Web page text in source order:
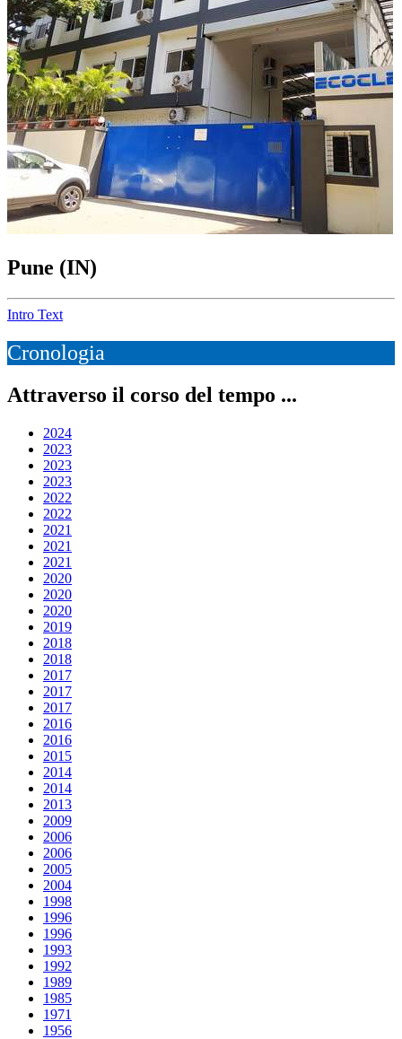
Pune (IN)
Intro Text
Cronologia
Attraverso il corso del tempo ...
2024
2023
2023
2023
2022
2022
2021
2021
2021
2020
2020
2020
2019
2018
2018
2017
2017
2017
2016
2016
2015
2014
2014
2013
2009
2006
2006
2005
2004
1998
1996
1996
1993
1992
1989
1985
1971
1956